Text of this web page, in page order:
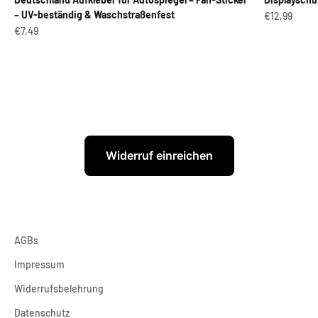
– UV-beständig & Waschstraßenfest
Angebot
€7,49
Angebot
€12,99
Widerruf einreichen
AGBs
Impressum
Widerrufsbelehrung
Datenschutz